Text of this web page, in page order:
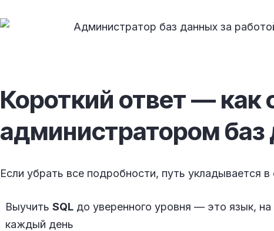
Короткий ответ — как
администратором баз
Если убрать все подробности, путь укладывается в
ВыучитьSQL до уверенного уровня — это язык,
каждый день